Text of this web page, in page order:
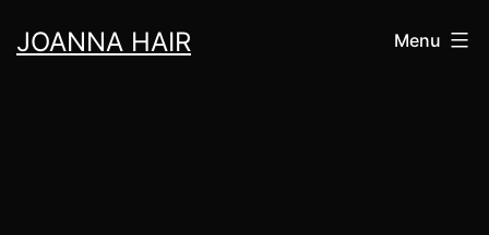
auJOANNA HAIR Menu